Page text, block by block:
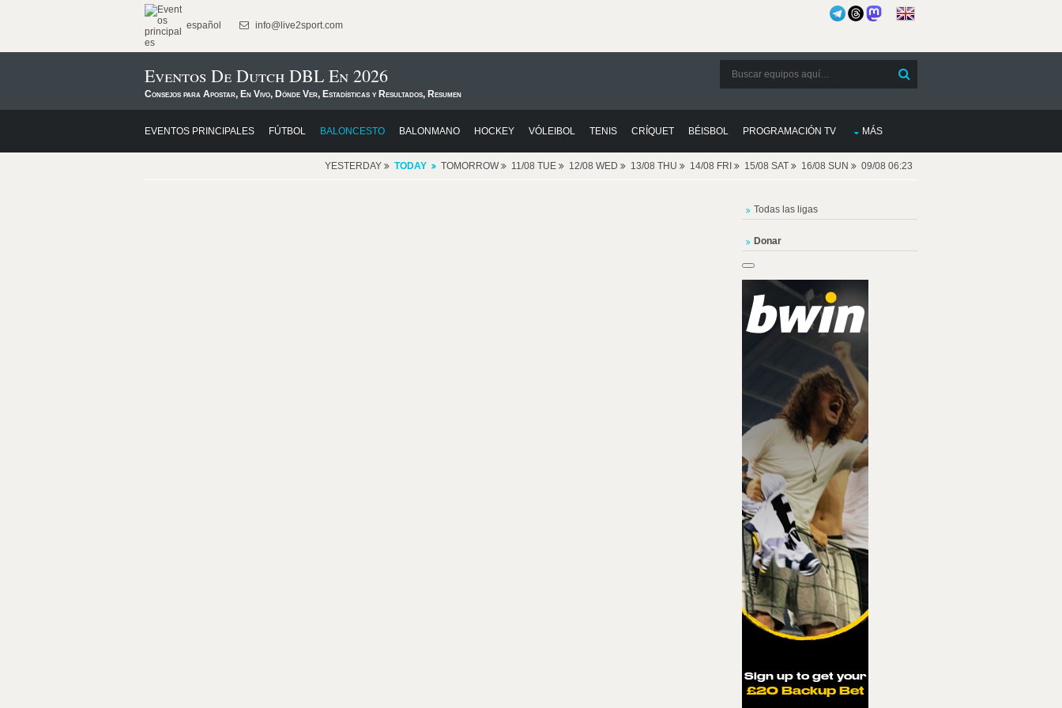
español info@live2sport.com
Eventos De Dutch DBL En 2026
Consejos para Apostar, En Vivo, Dónde Ver, Estadísticas y Resultados, Resumen
EVENTOS PRINCIPALES FÚTBOL BALONCESTO BALONMANO HOCKEY VÓLEIBOL TENIS CRÍQUET BÉISBOL PROGRAMACIÓN TV MÁS
YESTERDAY TODAY TOMORROW 11/08 TUE 12/08 WED 13/08 THU 14/08 FRI 15/08 SAT 16/08 SUN 09/08 06:23
Todas las ligas
Donar